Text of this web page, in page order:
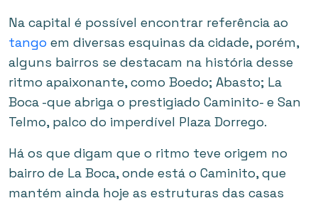
Na capital é possível encontrar referência ao
tango em diversas esquinas da cidade, porém,
alguns bairros se destacam na história desse
ritmo apaixonante, como Boedo; Abasto; La
Boca -que abriga o prestigiado Caminito- e San
Telmo, palco do imperdível Plaza Dorrego.
Há os que digam que o ritmo teve origem no
bairro de La Boca, onde está o Caminito, que
mantém ainda hoje as estruturas das casas